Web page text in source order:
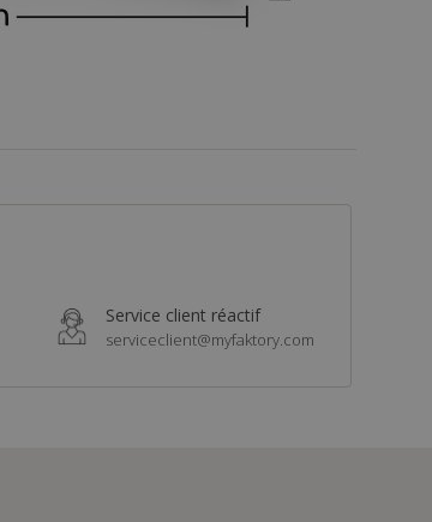
Service client réactif
serviceclient@myfaktory.com